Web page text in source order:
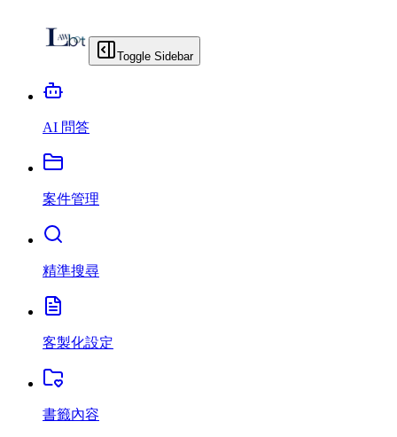
Toggle Sidebar
AI 問答
案件管理
精準搜尋
客製化設定
書籤內容